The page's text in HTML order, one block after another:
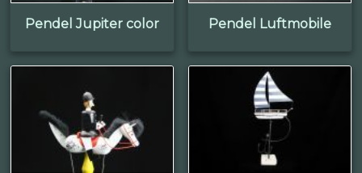
Pendel Jupiter color Pendel Luftmobile